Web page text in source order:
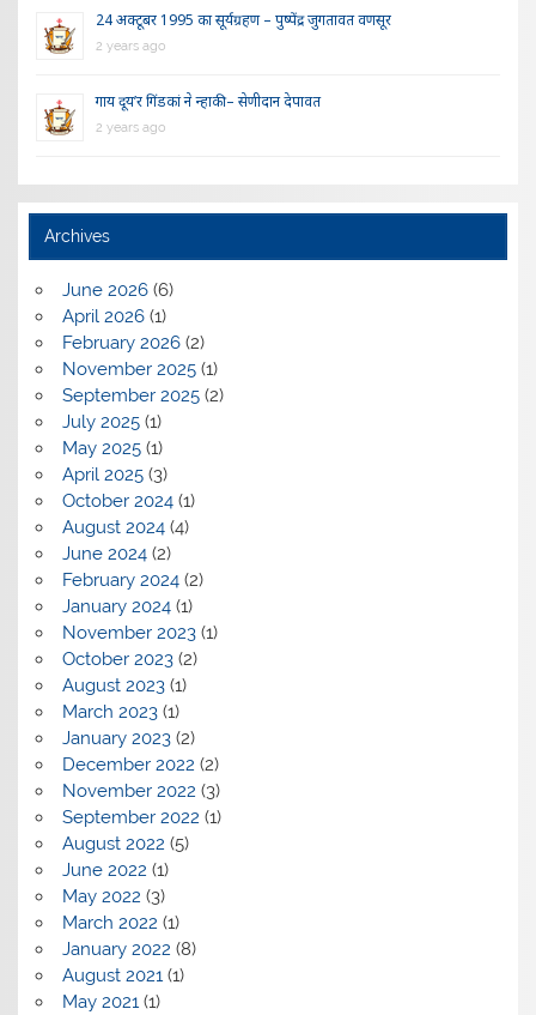
24 अक्टूबर 1995 का सूर्यग्रहण – पुष्पेंद्र जुगतावत वणसूर
2 years ago
गाय दूय’र गिंडकां ने न्हाकी – सेणीदान देपावत
2 years ago
Archives
June 2026(6)
April 2026(1)
February 2026(2)
November 2025(1)
September 2025(2)
July 2025(1)
May 2025(1)
April 2025(3)
October 2024(1)
August 2024(4)
June 2024(2)
February 2024(2)
January 2024(1)
November 2023(1)
October 2023(2)
August 2023(1)
March 2023(1)
January 2023(2)
December 2022 (2)
November 2022 (3)
September 2022 (1)
August 2022 (5)
June 2022 (1)
May 2022 (3)
March 2022 (1)
January 2022 (8)
August 2021(1)
May 2021(1)